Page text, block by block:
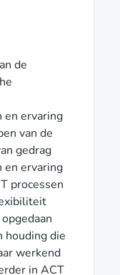
de
en ervaring
van de
gedrag
en ervaring
processen
houding die
werkend
in ACT